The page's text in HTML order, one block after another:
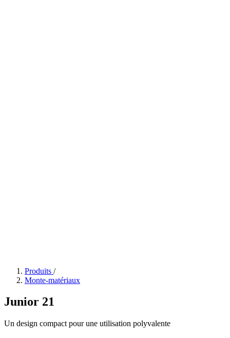
Produits /
Monte-matériaux
Junior 21
Un design compact pour une utilisation polyvalente